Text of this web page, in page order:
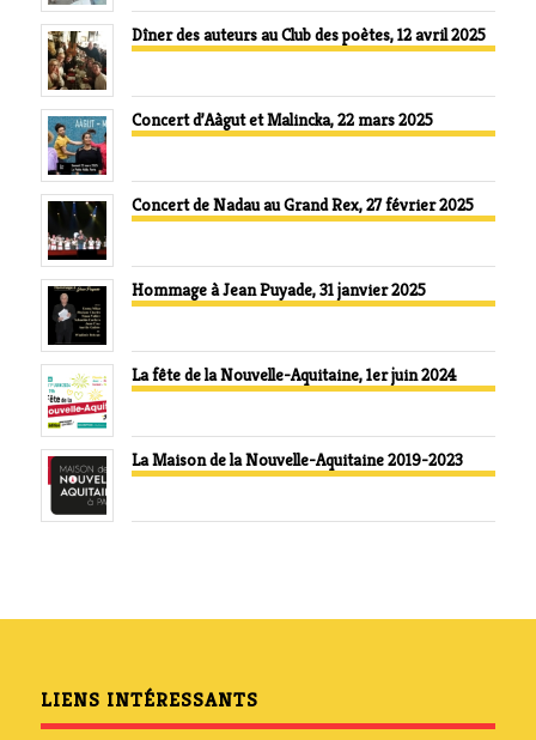
Dîner des auteurs au Club des poètes, 12 avril 2025
Concert d’Aàgut et Malincka, 22 mars 2025
Concert de Nadau au Grand Rex, 27 février 2025
Hommage à Jean Puyade, 31 janvier 2025
La fête de la Nouvelle-Aquitaine, 1er juin 2024
La Maison de la Nouvelle-Aquitaine 2019-2023
LIENS INTÉRESSANTS